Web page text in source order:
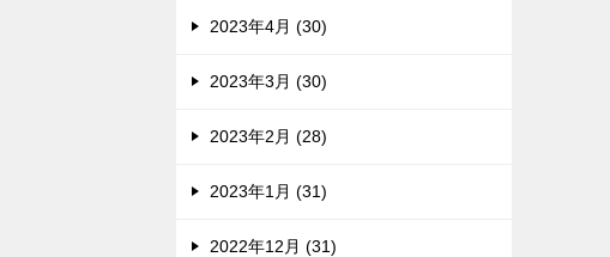
2023年4月 (30)
2023年3月 (30)
2023年2月 (28)
2023年1月 (31)
2022年12月 (31)